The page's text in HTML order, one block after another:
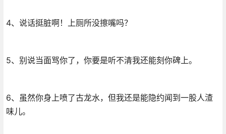
4、说话挺脏啊！上厕所没擦嘴吗？
5、别说当面骂你了，你要是听不清我还能刻你碑上。
6、虽然你身上喷了古龙水，但我还是能隐约闻到一股人渣
味儿。